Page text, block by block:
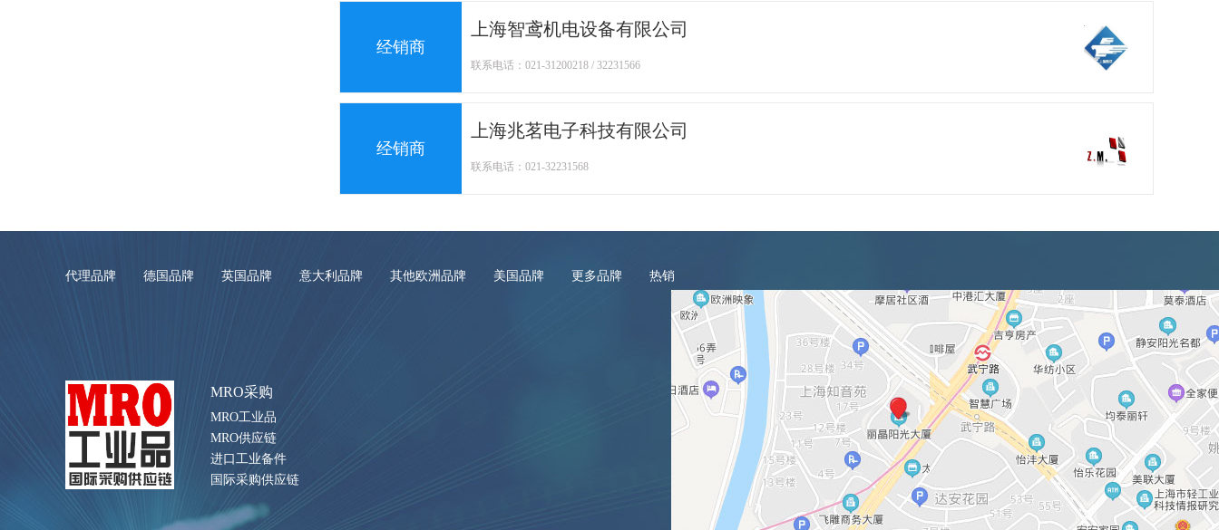
经销商
上海智鸢机电设备有限公司
联系电话：021-31200218 / 32231566
经销商
上海兆茗电子科技有限公司
联系电话：021-32231568
代理品牌 德国品牌 英国品牌 意大利品牌 其他欧洲品牌 美国品牌 更多品牌 热销
MRO采购
MRO工业品
MRO供应链
进口工业备件
国际采购供应链